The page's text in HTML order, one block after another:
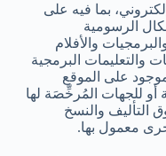
بما فيه على
الرسومية
والأفلام
والتعليمات البرمجية
على الموقع
أو للجهات المُرخِّصَة لها
التأليف والنسخ
معمول بها.